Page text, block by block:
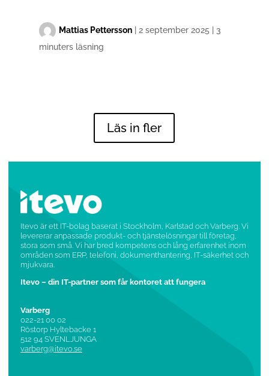
Mattias Pettersson| 2 september 2025
3
minuters läsning
Läs in fler
Itevo är ett IT-bolag baserat i Stockholm, Karlstad och Varberg. Vi
levererar anpassade produkt- och tjänstelösningar till företag,
stora som små. Vi har bred kompetens och lång erfarenhet inom
områden som ERP, telefoni, dokumenthantering, IT-säkerhet och
mjukvara.
Itevo – din IT-partner som får kontoret att fungera
Varberg
022-21 00 02
Röstorp Hyltebacke 1
512 94 SVENLJUNGA
varberg@itevo.se